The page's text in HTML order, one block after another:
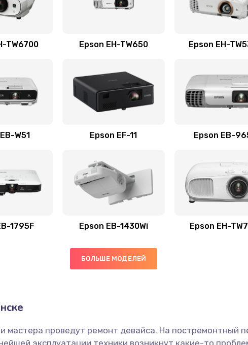
60 мин 2 года
30 мин 1 год
TW6700 Epson EH-TW650 Epson EH-
W51 Epson EF-11 Epson EB-
1795F Epson EB-1430Wi Epson EH-
БОЛЬШЕ МОДЕЛЕЙ
мастера проведут ремонт девайса. На постремонтный
эксплуатации техники возникнут какие-то